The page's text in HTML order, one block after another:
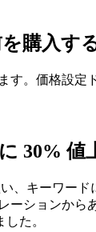
購入す
。価格設
30% 値
キーワー
ションか
た。